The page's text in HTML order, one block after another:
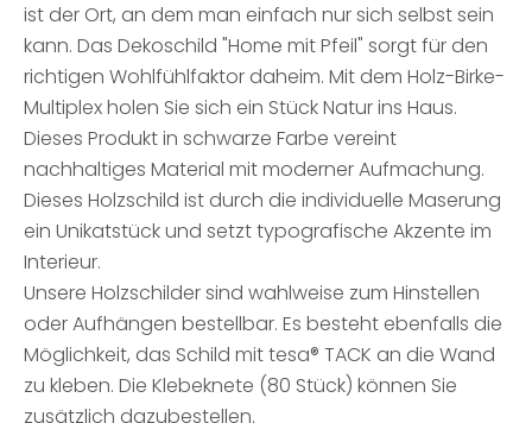
ist der Ort, an dem man einfach nur sich selbst sein
kann. Das Dekoschild "Home mit Pfeil" sorgt für den
richtigen Wohlfühlfaktor daheim. Mit dem Holz-Birke-
Multiplex holen Sie sich ein Stück Natur ins Haus.
Dieses Produkt in schwarze Farbe vereint
nachhaltiges Material mit moderner Aufmachung.
Dieses Holzschild ist durch die individuelle Maserung
ein Unikatstück und setzt typografische Akzente im
Interieur.
Unsere Holzschilder sind wahlweise zum Hinstellen
oder Aufhängen bestellbar. Es besteht ebenfalls die
Möglichkeit, das Schild mit tesa® TACK an die Wand
zu kleben. Die Klebeknete (80 Stück) können Sie
zusätzlich dazubestellen.